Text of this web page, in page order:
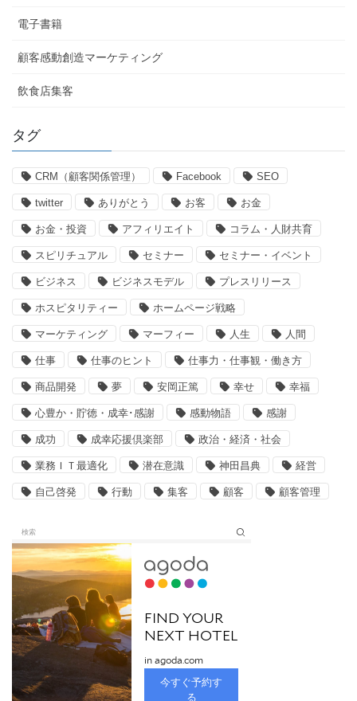
電子書籍
顧客感動創造マーケティング
飲食店集客
タグ
CRM（顧客関係管理） Facebook SEO
twitter ありがとう お客 お金
お金・投資 アフィリエイト コラム・人財共育
スピリチュアル セミナー セミナー・イベント
ビジネス ビジネスモデル プレスリリース
ホスピタリティー ホームページ戦略
マーケティング マーフィー 人生 人間
仕事 仕事のヒント 仕事力・仕事観・働き方
商品開発 夢 安岡正篤 幸せ 幸福
心豊か・貯徳・成幸･感謝 感動物語 感謝
成功 成幸応援倶楽部 政治・経済・社会
業務ＩＴ最適化 潜在意識 神田昌典 経営
自己啓発 行動 集客 顧客 顧客管理